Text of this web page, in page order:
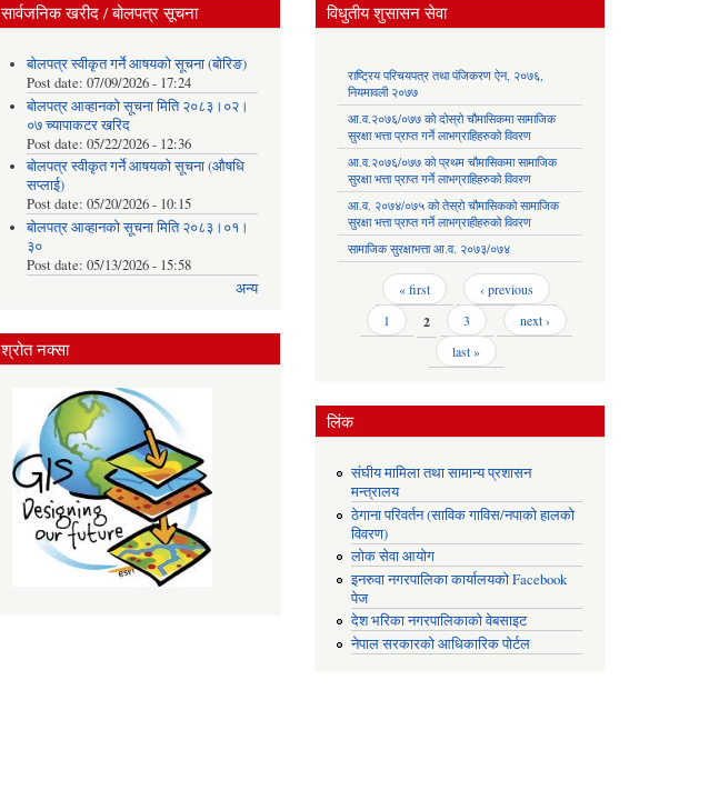
सार्वजनिक खरीद / बोलपत्र सूचना
बोलपत्र स्वीकृत गर्ने आषयको सूचना (बोरिङ)
Post date: 07/09/2026 - 17:24
बोलपत्र आव्हानको सूचना मिति २०८३।०२।
०७ च्यापाकटर खरिद
Post date: 05/22/2026 - 12:36
बोलपत्र स्वीकृत गर्ने आषयको सूचना (औषधि
सप्लाई)
Post date: 05/20/2026 - 10:15
बोलपत्र आव्हानको सूचना मिति २०८३।०१।
३०
Post date: 05/13/2026 - 15:58
अन्य
श्रोत नक्सा
विधुतीय शुसासन सेवा
राष्ट्रिय परिचयपत्र तथा पंजिकरण ऐन, २०७६,
नियमावली २०७७
आ.व.२०७६/०७७ को दोस्रो चौमासिकमा सामाजिक
सुरक्षा भत्ता प्राप्त गर्ने लाभग्राहिहरुको विवरण
आ.व.२०७६/०७७ को प्रथम चौमासिकमा सामाजिक
सुरक्षा भत्ता प्राप्त गर्ने लाभग्राहिहरुको विवरण
आ.व. २०७४/०७५ को तेस्रो चौमासिकको सामाजिक
सुरक्षा भत्ता प्राप्त गर्ने लाभग्राहीहरुको विवरण
सामाजिक सुरक्षाभत्ता आ.व. २०७३/०७४
Pages « first
‹ previous
1
2 3
next ›
last »
लिंक
संघीय मामिला तथा सामान्य प्रशासन
मन्त्रालय
ठेगाना परिवर्तन (साविक गाविस/नपाको हालको
विवरण)
लोक सेवा आयोग
इनरुवा नगरपालिका कार्यालयको Facebook
पेज
देश भरिका नगरपालिकाको वेबसाइट
नेपाल सरकारको आधिकारिक पोर्टल